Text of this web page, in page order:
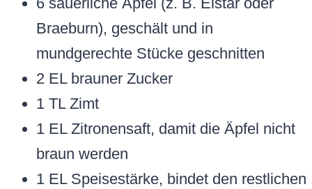
Braeburn), geschält und in
mundgerechte Stücke geschnitten
2 EL brauner Zucker
1 TL Zimt
1 EL Zitronensaft, damit die Äpfel nicht
braun werden
1 EL Speisestärke, bindet den restlichen